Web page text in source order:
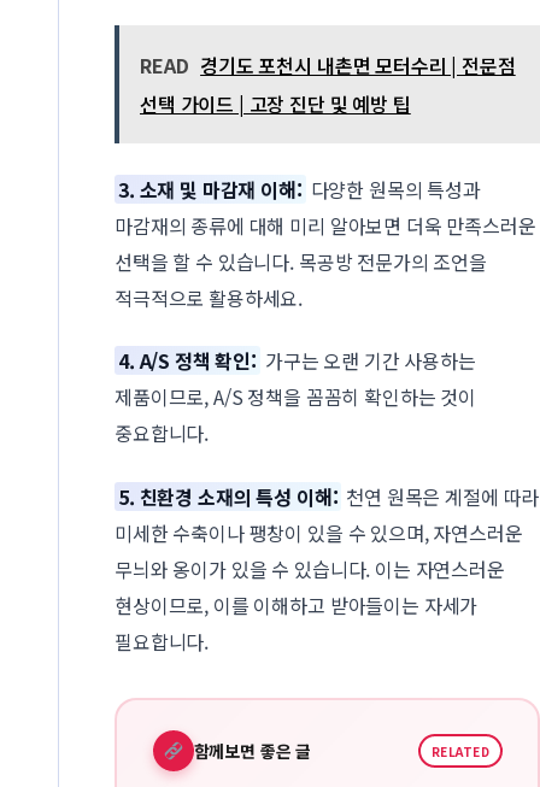
READ 경기도 포천시 내촌면 모터수리 | 전문점
선택 가이드 | 고장 진단 및 예방 팁
3. 소재 및 마감재 이해: 다양한 원목의 특성과
마감재의 종류에 대해 미리 알아보면 더욱 만족스러운
선택을 할 수 있습니다. 목공방 전문가의 조언을
적극적으로 활용하세요.
4. A/S 정책 확인: 가구는 오랜 기간 사용하는
제품이므로, A/S 정책을 꼼꼼히 확인하는 것이
중요합니다.
5. 친환경 소재의 특성 이해: 천연 원목은 계절에 따라
미세한 수축이나 팽창이 있을 수 있으며, 자연스러운
무늬와 옹이가 있을 수 있습니다. 이는 자연스러운
현상이므로, 이를 이해하고 받아들이는 자세가
필요합니다.
함께보면 좋은 글 RELATED